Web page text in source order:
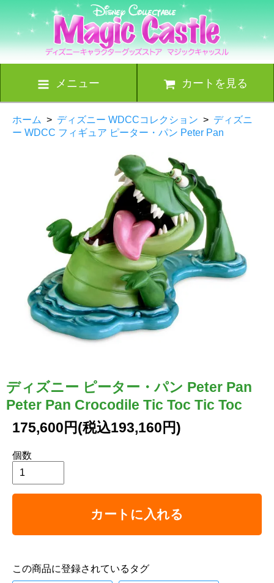
メニュー カートを見る
ホーム > ディズニー WDCCコレクション > ディズニ
ー WDCC フィギュア ピーター・パン Peter Pan
ディズニー ピーター・パン Peter Pan
Peter Pan Crocodile Tic Toc Tic Toc
175,600円(税込193,160円)
個数
カートに入れる
この商品に登録されているタグ